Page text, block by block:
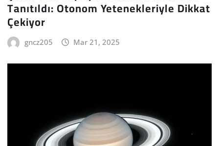
Tanıtıldı: Otonom Yetenekleriyle Dikkat
Çekiyor
gncz205 Mar 21, 2025